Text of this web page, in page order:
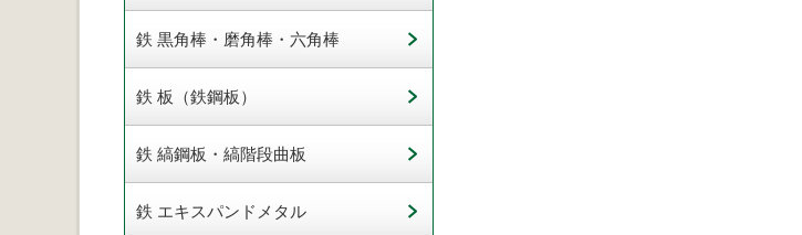
鉄 黒角棒・磨角棒・六角棒
鉄 板（鉄鋼板）
鉄 縞鋼板・縞階段曲板
鉄 エキスパンドメタル